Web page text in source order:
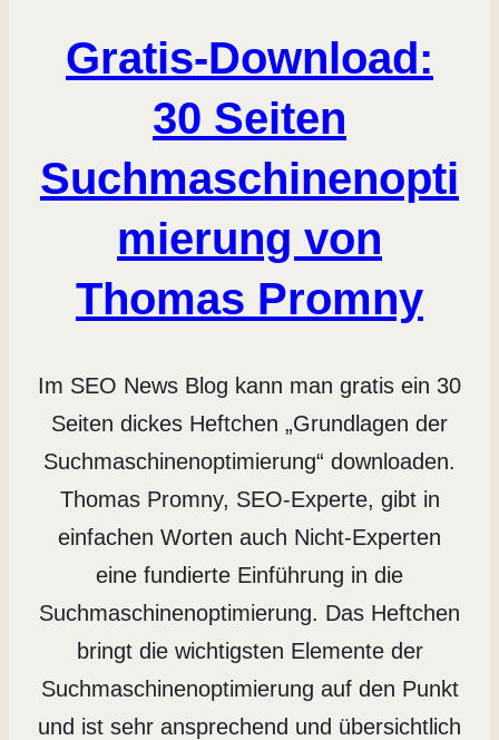
Gratis-Download:
30 Seiten
Suchmaschinenopti
mierung von
Thomas Promny
Im SEO News Blog kann man gratis ein 30
Seiten dickes Heftchen „Grundlagen der
Suchmaschinenoptimierung“ downloaden.
Thomas Promny, SEO-Experte, gibt in
einfachen Worten auch Nicht-Experten
eine fundierte Einführung in die
Suchmaschinenoptimierung. Das Heftchen
bringt die wichtigsten Elemente der
Suchmaschinenoptimierung auf den Punkt
und ist sehr ansprechend und übersichtlich